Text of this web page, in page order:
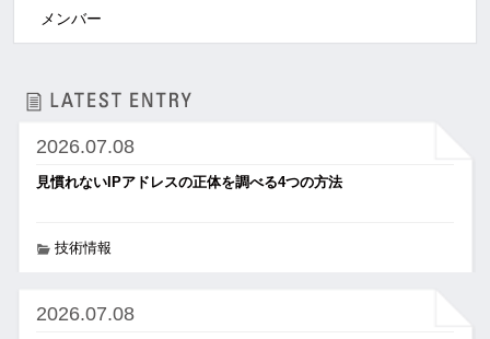
メンバー
2026.07.08
見慣れないIPアドレスの正体を調べる4つの方法
技術情報
2026.07.08